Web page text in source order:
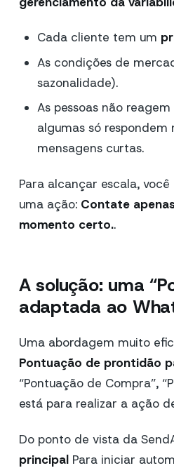
Cada cliente tem um
As condições de
sazonalidade).
As pessoas não
algumas só
mensagens curtas.
Para alcançar escala,
uma ação: Contate
momento certo..
A solução: uma
adaptada ao
Uma abordagem muito
Pontuação de prontidão
“Pontuação de Compra”,
está para realizar a ação
Do ponto de vista da
principal Para iniciar